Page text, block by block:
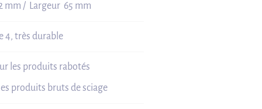
mm / Largeur 65 mm
4, très durable
les produits rabotés
produits bruts de sciage